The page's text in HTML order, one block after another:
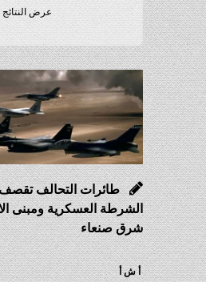
عرض النتائج
طائرات التحالف تقصف معسكر
العسكرية ومبنى الامن السياسي
صنعاء
ش أ